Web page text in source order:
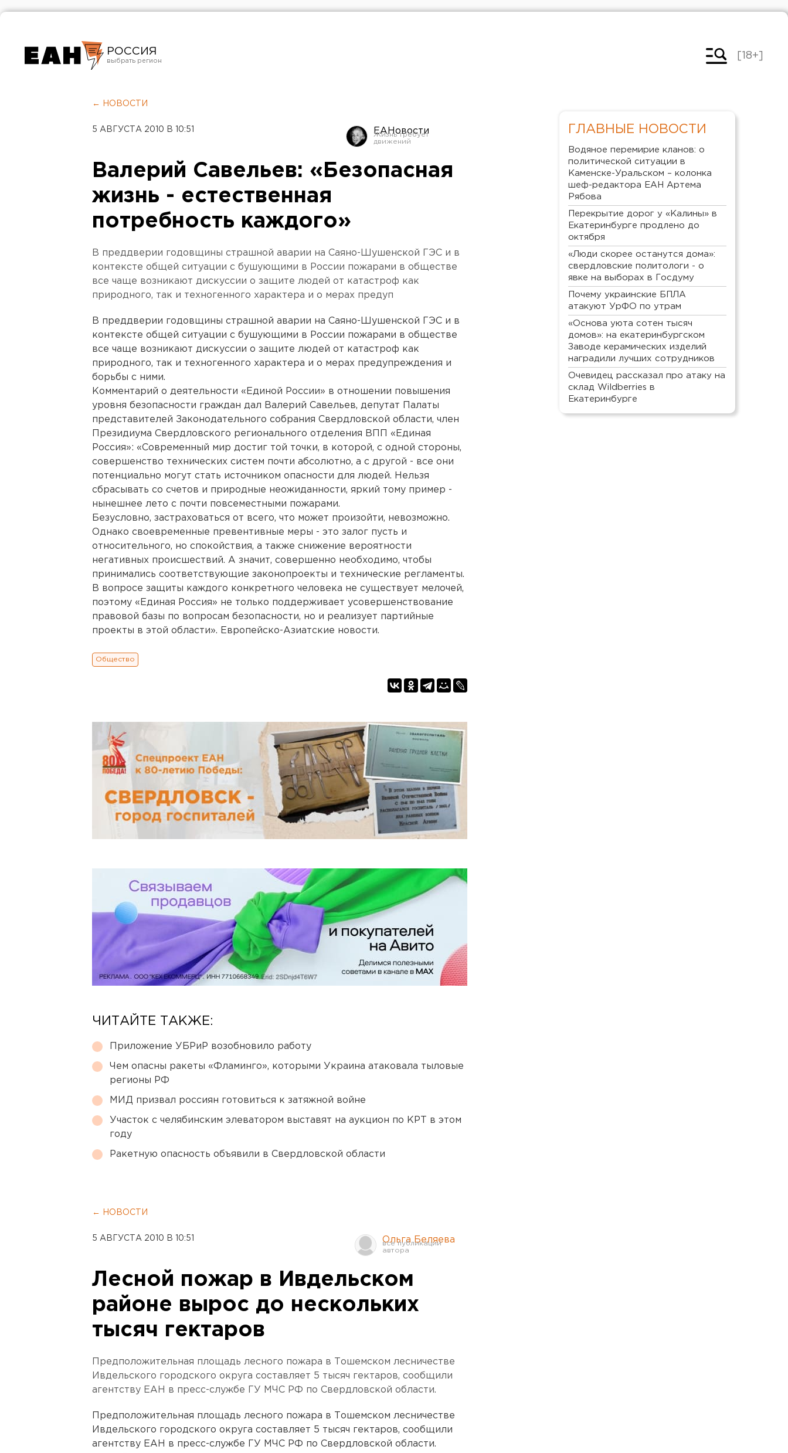
РОССИЯ
Челябинск
[18+]
← НОВОСТИ
5 АВГУСТА 2010 В 10:51 ЕАНовости
Валерий Савельев: «Безопасная
жизнь - естественная
потребность каждого»
В преддверии годовщины страшной аварии на Саяно-Шушенской ГЭС и в
контексте общей ситуации с бушующими в России пожарами в обществе
все чаще возникают дискуссии о защите людей от катастроф как
природного, так и техногенного характера и о мерах предуп
В преддверии годовщины страшной аварии на Саяно-Шушенской ГЭС и в
контексте общей ситуации с бушующими в России пожарами в обществе
все чаще возникают дискуссии о защите людей от катастроф как
природного, так и техногенного характера и о мерах предупреждения и
борьбы с ними.
Комментарий о деятельности «Единой России» в отношении повышения
уровня безопасности граждан дал Валерий Савельев, депутат Палаты
представителей Законодательного собрания Свердловской области, член
Президиума Свердловского регионального отделения ВПП «Единая
Россия»: «Современный мир достиг той точки, в которой, с одной стороны,
совершенство технических систем почти абсолютно, а с другой - все они
потенциально могут стать источником опасности для людей. Нельзя
сбрасывать со счетов и природные неожиданности, яркий тому пример -
нынешнее лето с почти повсеместными пожарами.
Безусловно, застраховаться от всего, что может произойти, невозможно.
Однако своевременные превентивные меры - это залог пусть и
относительного, но спокойствия, а также снижение вероятности
негативных происшествий. А значит, совершенно необходимо, чтобы
принимались соответствующие законопроекты и технические регламенты.
В вопросе защиты каждого конкретного человека не существует мелочей,
поэтому «Единая Россия» не только поддерживает усовершенствование
правовой базы по вопросам безопасности, но и реализует партийные
проекты в этой области». Европейско-Азиатские новости.
Общество
ЧИТАЙТЕ ТАКЖЕ:
Приложение УБРиР возобновило работу
Чем опасны ракеты «Фламинго», которыми Украина атаковала тыловые
регионы РФ
МИД призвал россиян готовиться к затяжной войне
Участок с челябинским элеватором выставят на аукцион по КРТ в этом
году
Ракетную опасность объявили в Свердловской области
← НОВОСТИ
5 АВГУСТА 2010 В 10:51 Ольга Беляева
Лесной пожар в Ивдельском
районе вырос до нескольких
тысяч гектаров
Предположительная площадь лесного пожара в Тошемском лесничестве
Ивдельского городского округа составляет 5 тысяч гектаров, сообщили
агентству ЕАН в пресс-службе ГУ МЧС РФ по Свердловской области.
Предположительная площадь лесного пожара в Тошемском лесничестве
Ивдельского городского округа составляет 5 тысяч гектаров, сообщили
агентству ЕАН в пресс-службе ГУ МЧС РФ по Свердловской области.
ГЛАВНЫЕ НОВОСТИ
Водяное перемирие кланов: о
политической ситуации в
Каменске-Уральском – колонка
шеф-редактора ЕАН Артема
Рябова
Перекрытие дорог у «Калины» в
Екатеринбурге продлено до
октября
«Люди скорее останутся дома»:
свердловские политологи - о
явке на выборах в Госдуму
Почему украинские БПЛА
атакуют УрФО по утрам
«Основа уюта сотен тысяч
домов»: на екатеринбургском
Заводе керамических изделий
наградили лучших сотрудников
Очевидец рассказал про атаку на
склад Wildberries в
Екатеринбурге